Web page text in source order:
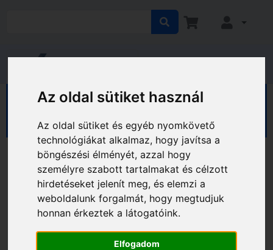
Az oldal sütiket használ
Az oldal sütiket és egyéb nyomkövető
technológiákat alkalmaz, hogy javítsa a
böngészési élményét, azzal hogy
személyre szabott tartalmakat és célzott
hirdetéseket jelenít meg, és elemzi a
weboldalunk forgalmát, hogy megtudjuk
honnan érkeztek a látogatóink.
Elfogadom
HÁZ KERT HOBBY
Hobby
Kulacsok